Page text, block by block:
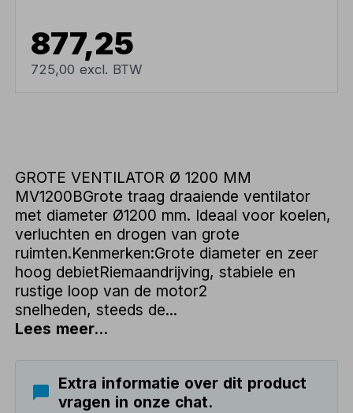
877,25
725,00 excl. BTW
GROTE VENTILATOR Ø 1200 MM
MV1200BGrote traag draaiende ventilator
met diameter Ø1200 mm. Ideaal voor koelen,
verluchten en drogen van grote
ruimten.Kenmerken:Grote diameter en zeer
hoog debietRiemaandrijving, stabiele en
rustige loop van de motor2
snelheden, steeds de...
Lees meer...
Extra informatie over dit product
vragen in onze chat.